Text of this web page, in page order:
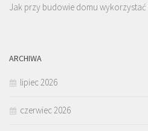
Jak przy budowie domu
ARCHIWA
lipiec 2026
czerwiec 2026